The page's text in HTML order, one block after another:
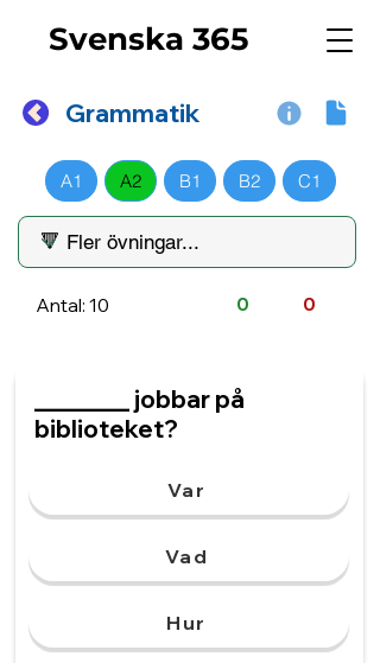
Svenska 365
Grammatik
A1 A2 B1 B2 C1
Antal: 10 0 0
________ jobbar på
biblioteket?
Var
Vad
Hur